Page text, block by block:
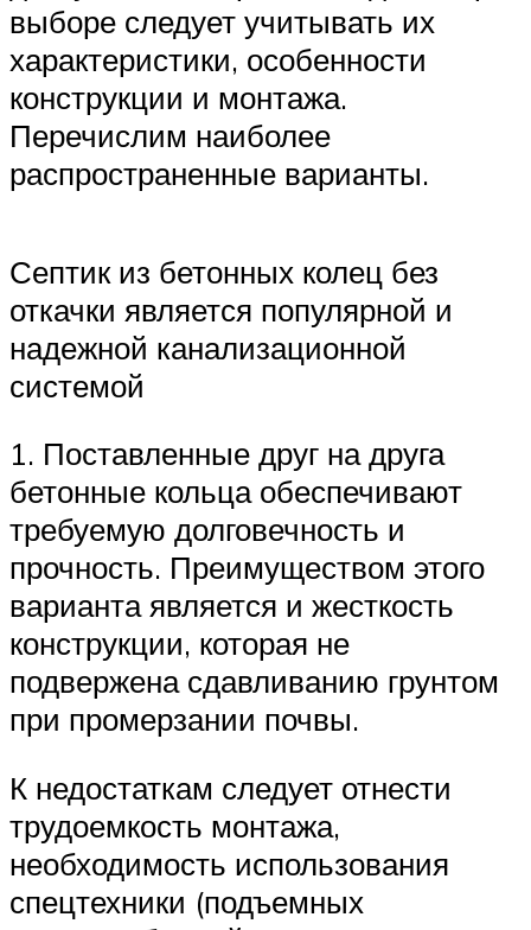
выборе следует учитывать их
характеристики, особенности
конструкции и монтажа.
Перечислим наиболее
распространенные варианты.
Септик из бетонных колец без
откачки является популярной и
надежной канализационной
системой
1. Поставленные друг на друга
бетонные кольца обеспечивают
требуемую долговечность и
прочность. Преимуществом этого
варианта является и жесткость
конструкции, которая не
подвержена сдавливанию грунтом
при промерзании почвы.
К недостаткам следует отнести
трудоемкость монтажа,
необходимость использования
спецтехники (подъемных